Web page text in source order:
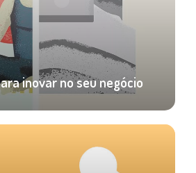
inovar no seu negócio